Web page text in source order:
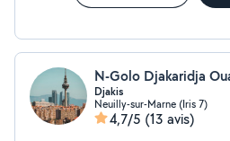
N-Golo Djakaridja
Djakis
Neuilly-sur-Marne (Iris 7)
4,7/5 (13 avis)